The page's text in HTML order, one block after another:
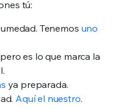
tú:
Tenemos uno
es lo que marca la
ya preparada.
Aquí el nuestro.